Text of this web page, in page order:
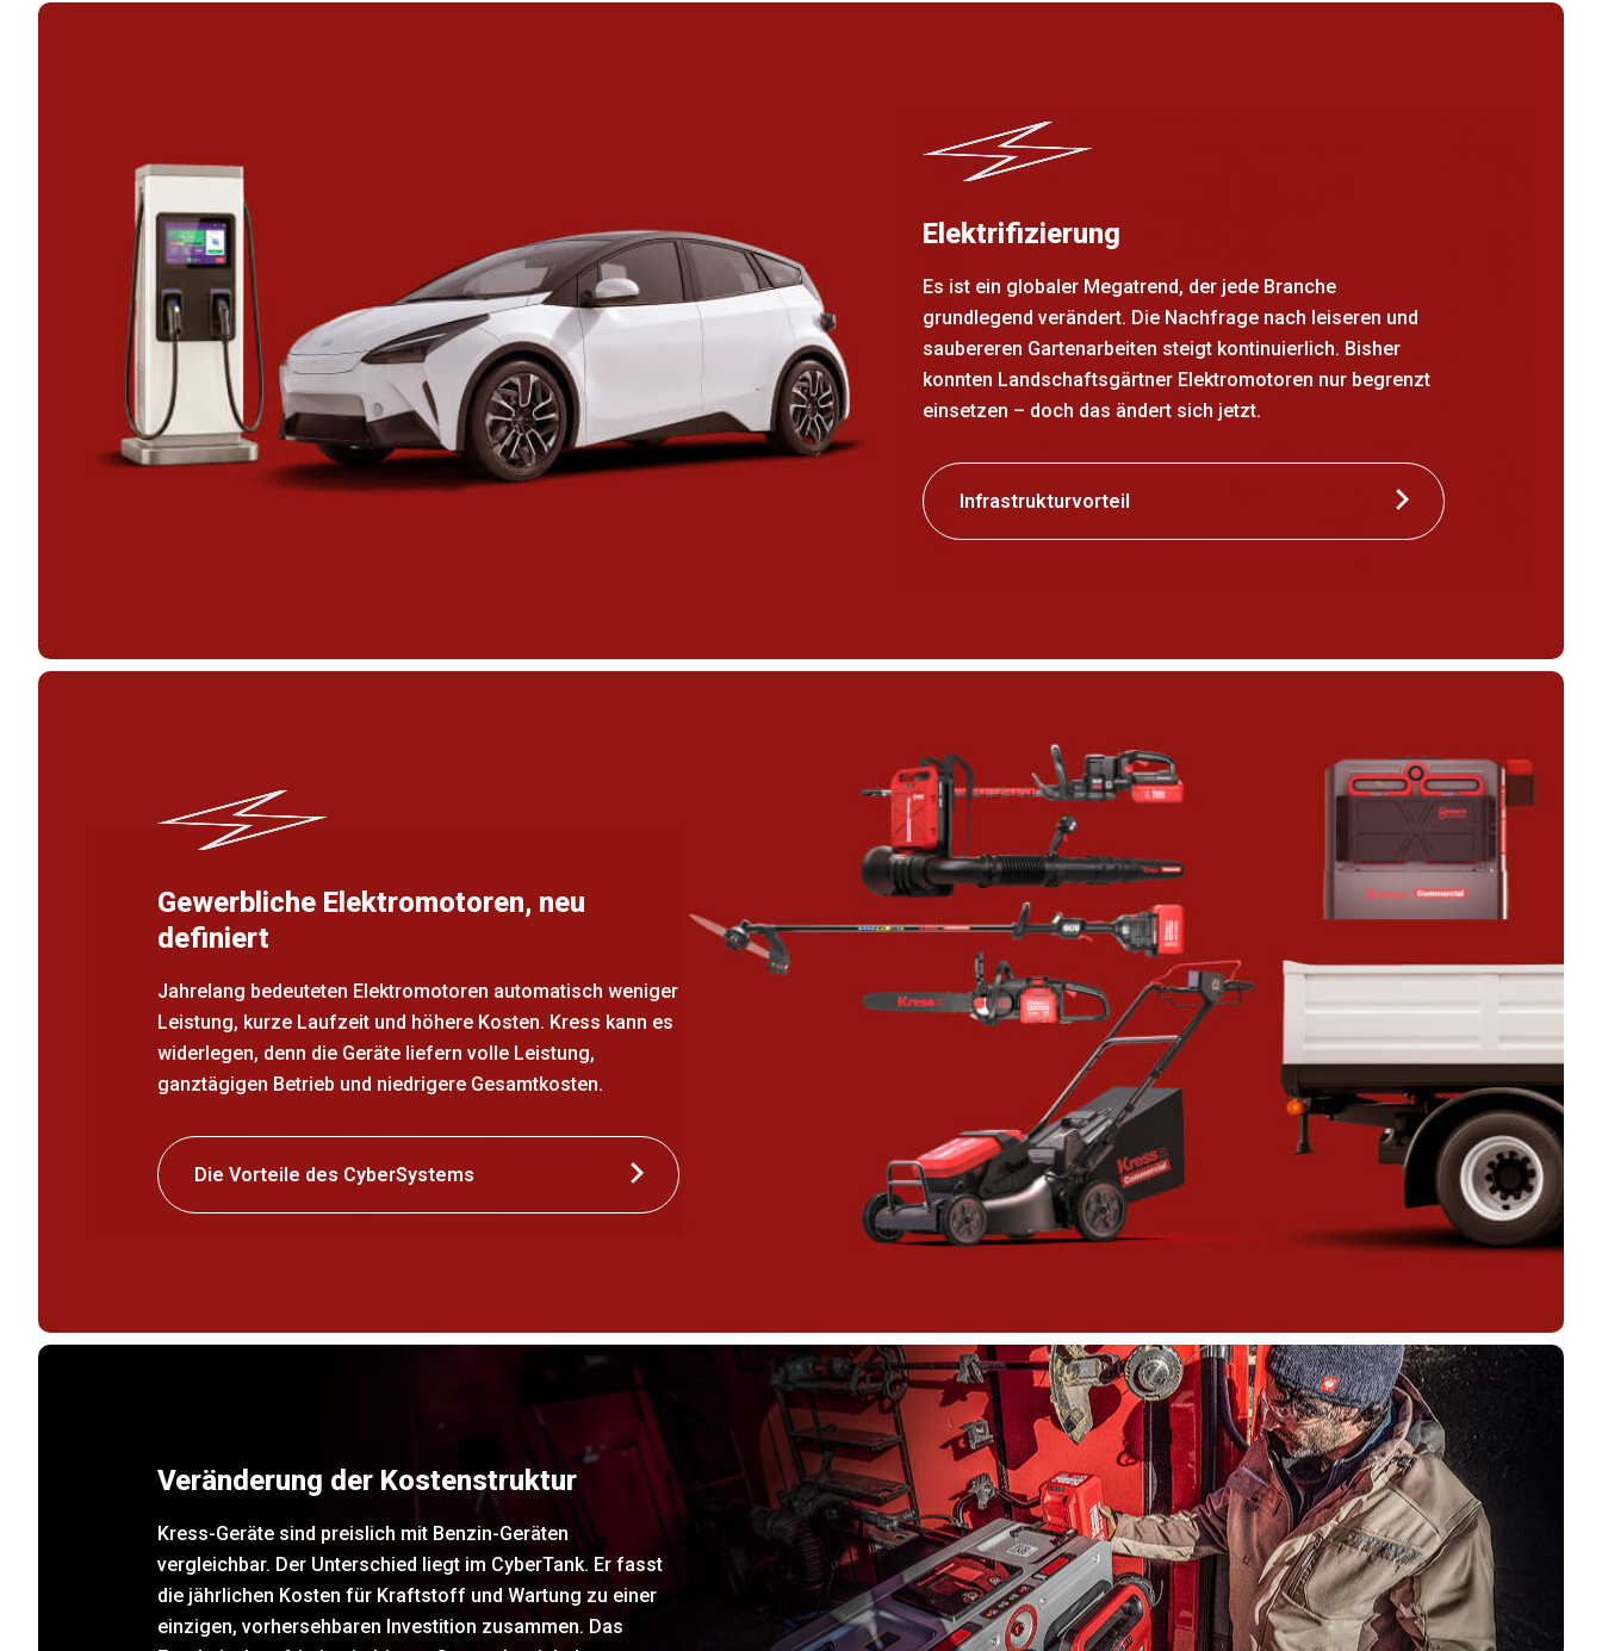
Elektrifizierung
Es ist ein globaler Megatrend, der jede Branche
grundlegend verändert. Die Nachfrage nach leiseren und
saubereren Gartenarbeiten steigt kontinuierlich. Bisher
konnten Landschaftsgärtner Elektromotoren nur begrenzt
einsetzen – doch das ändert sich jetzt.
Infrastrukturvorteil
Gewerbliche Elektromotoren, neu
definiert
Jahrelang bedeuteten Elektromotoren automatisch weniger
Leistung, kurze Laufzeit und höhere Kosten. Kress kann es
widerlegen, denn die Geräte liefern volle Leistung,
ganztägigen Betrieb und niedrigere Gesamtkosten.
Die Vorteile des CyberSystems
Veränderung der Kostenstruktur
Kress-Geräte sind preislich mit Benzin-Geräten
vergleichbar. Der Unterschied liegt im CyberTank. Er fasst
die jährlichen Kosten für Kraftstoff und Wartung zu einer
einzigen, vorhersehbaren Investition zusammen. Das